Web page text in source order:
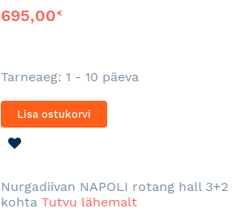
695,00€
Tarneaeg: 1 - 10 päeva
Lisa ostukorvi
Nurgadiivan NAPOLI rotang hall 3+2
kohta Tutvu lähemalt